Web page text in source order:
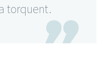
torquent.
